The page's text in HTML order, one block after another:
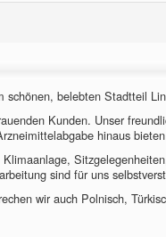
schönen, belebten Stadtteil
Kunden. Unser
hinaus
sind für uns
wir auch Polnisch,